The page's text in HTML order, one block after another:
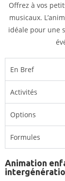
Offrez à vos
musicaux.
idéale pour une
En Bref
Activités
Options
Formules
Animation